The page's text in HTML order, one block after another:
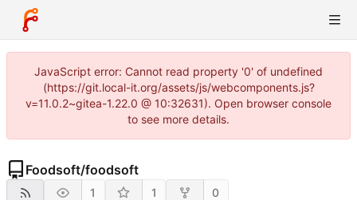
JavaScript error: Cannot read property '0' of undefined
(https://git.local-it.org/assets/js/webcomponents.js?
v=11.0.2~gitea-1.22.0 @ 10:32631). Open browser console
to see more details.
Foodsoft/foodsoft
1 1 0